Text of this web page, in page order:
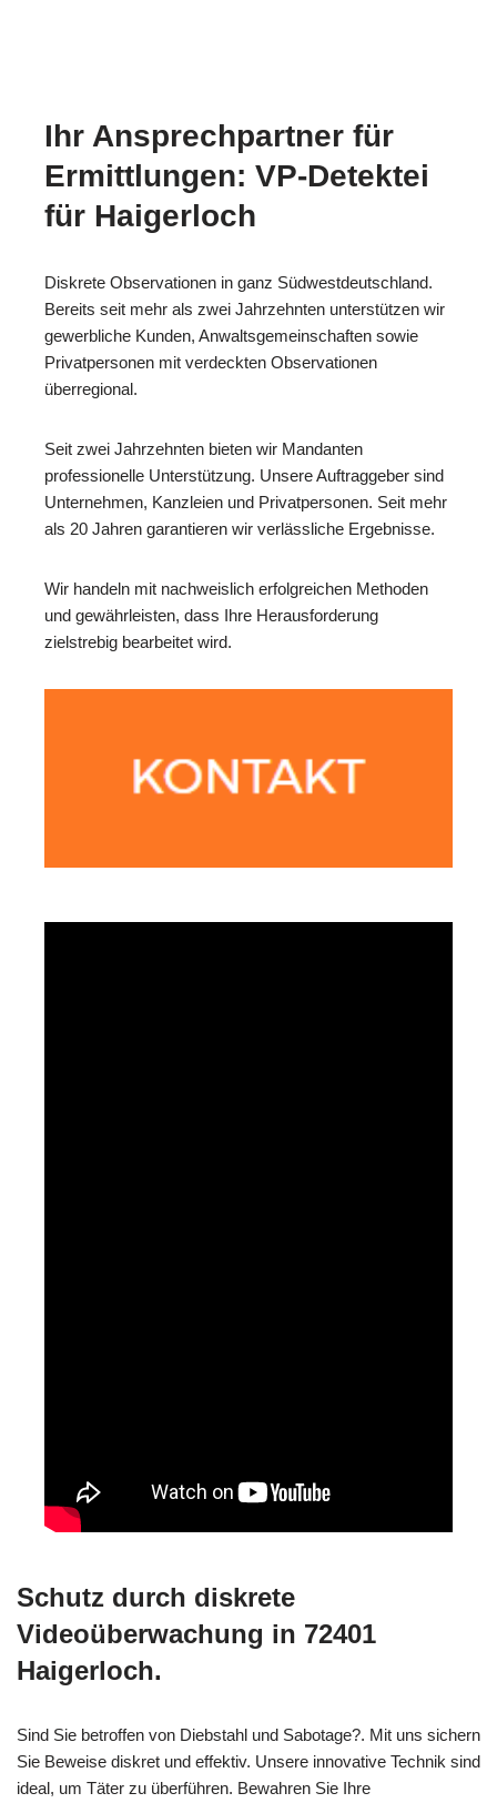
Ihr Ansprechpartner für
Ermittlungen: VP-Detektei
für Haigerloch
Diskrete Observationen in ganz Südwestdeutschland.
Bereits seit mehr als zwei Jahrzehnten unterstützen wir
gewerbliche Kunden, Anwaltsgemeinschaften sowie
Privatpersonen mit verdeckten Observationen
überregional.
Seit zwei Jahrzehnten bieten wir Mandanten
professionelle Unterstützung. Unsere Auftraggeber sind
Unternehmen, Kanzleien und Privatpersonen. Seit mehr
als 20 Jahren garantieren wir verlässliche Ergebnisse.
Wir handeln mit nachweislich erfolgreichen Methoden
und gewährleisten, dass Ihre Herausforderung
zielstrebig bearbeitet wird.
Schutz durch diskrete
Videoüberwachung in 72401
Haigerloch.
Sind Sie betroffen von Diebstahl und Sabotage?. Mit uns sichern
Sie Beweise diskret und effektiv. Unsere innovative Technik sind
ideal, um Täter zu überführen. Bewahren Sie Ihre